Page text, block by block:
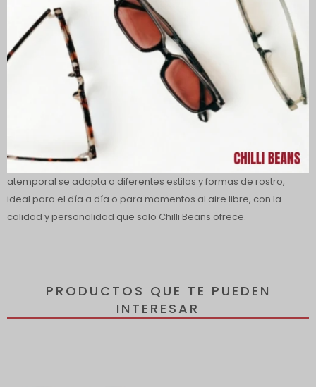
Los lentes de sol redondos polarizados Chilli Beans para mujer
están hechos de policarbonato, un material ligero y resistente.
Lentes con protección 100% contra los rayos UVA y UVB,
protegiendo tus ojos de los dañinos rayos solares y reduciendo
el riesgo de desarrollar enfermedades oculares. Además, están
polarizados, lo que proporciona una imagen más nítida y, al
mismo tiempo, una mayor comodidad visual. Su diseño
atemporal se adapta a diferentes estilos y formas de rostro,
ideal para el día a día o para momentos al aire libre, con la
calidad y personalidad que solo Chilli Beans ofrece.
PRODUCTOS QUE TE PUEDEN
INTERESAR